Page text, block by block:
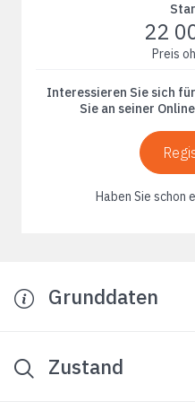
22
Preis
Interessieren Sie sich
Sie an seiner
Haben Sie schon
Grunddaten
Zustand